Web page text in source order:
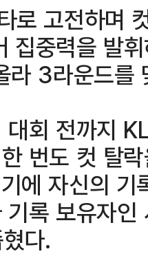
로 고전하며
집중력을 발
3라운드를
대회 전까지
번도 컷 탈
에 자신의
기록 보유자
다.